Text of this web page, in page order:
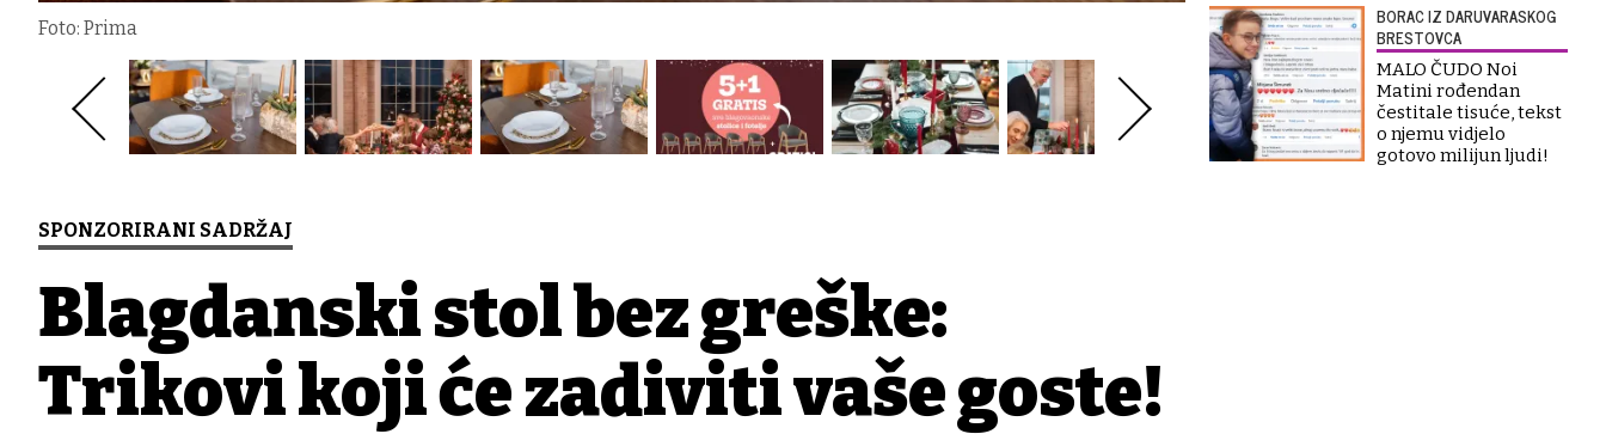
Foto: Prima
SPONZORIRANI SADRŽAJ
Blagdanski stol bez greške:
Trikovi koji će zadiviti vaše goste!
BORAC IZ DARUVARASKOG
BRESTOVCA
MALO ČUDO Noi
Matini rođendan
čestitale tisuće, tekst
o njemu vidjelo
gotovo milijun ljudi!